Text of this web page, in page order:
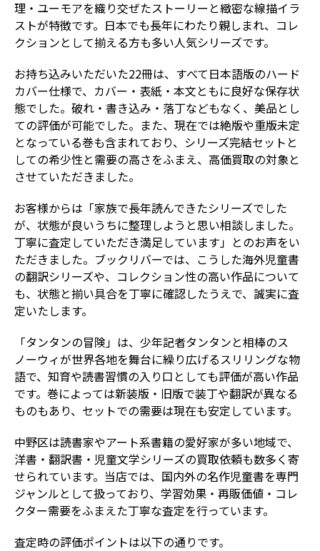
理・ユーモアを織り交ぜたストーリーと緻密な線描イラ
ストが特徴です。日本でも長年にわたり親しまれ、コレ
クションとして揃える方も多い人気シリーズです。
お持ち込みいただいた22冊は、すべて日本語版のハード
カバー仕様で、カバー・表紙・本文ともに良好な保存状
態でした。破れ・書き込み・落丁などもなく、美品とし
ての評価が可能でした。また、現在では絶版や重版未定
となっている巻も含まれており、シリーズ完結セットと
しての希少性と需要の高さをふまえ、高価買取の対象と
させていただきました。
お客様からは「家族で長年読んできたシリーズでした
が、状態が良いうちに整理しようと思い相談しました。
丁寧に査定していただき満足しています」とのお声をい
ただきました。ブックリバーでは、こうした海外児童書
の翻訳シリーズや、コレクション性の高い作品について
も、状態と揃い具合を丁寧に確認したうえで、誠実に査
定いたします。
「タンタンの冒険」は、少年記者タンタンと相棒のス
ノーウィが世界各地を舞台に繰り広げるスリリングな物
語で、知育や読書習慣の入り口としても評価が高い作品
です。巻によっては新装版・旧版で装丁や翻訳が異なる
ものもあり、セットでの需要は現在も安定しています。
中野区は読書家やアート系書籍の愛好家が多い地域で、
洋書・翻訳書・児童文学シリーズの買取依頼も数多く寄
せられています。当店では、国内外の名作児童書を専門
ジャンルとして扱っており、学習効果・再販価値・コレ
クター需要をふまえた丁寧な査定を行っています。
査定時の評価ポイントは以下の通りです。